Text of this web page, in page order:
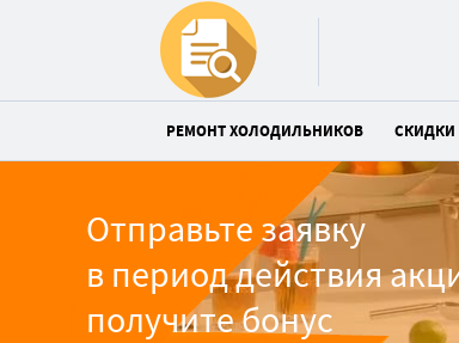
РЕМОНТ ХОЛОДИЛЬНИКОВ СКИДКИ
Отправьте заявку
в период действия
получите бонус